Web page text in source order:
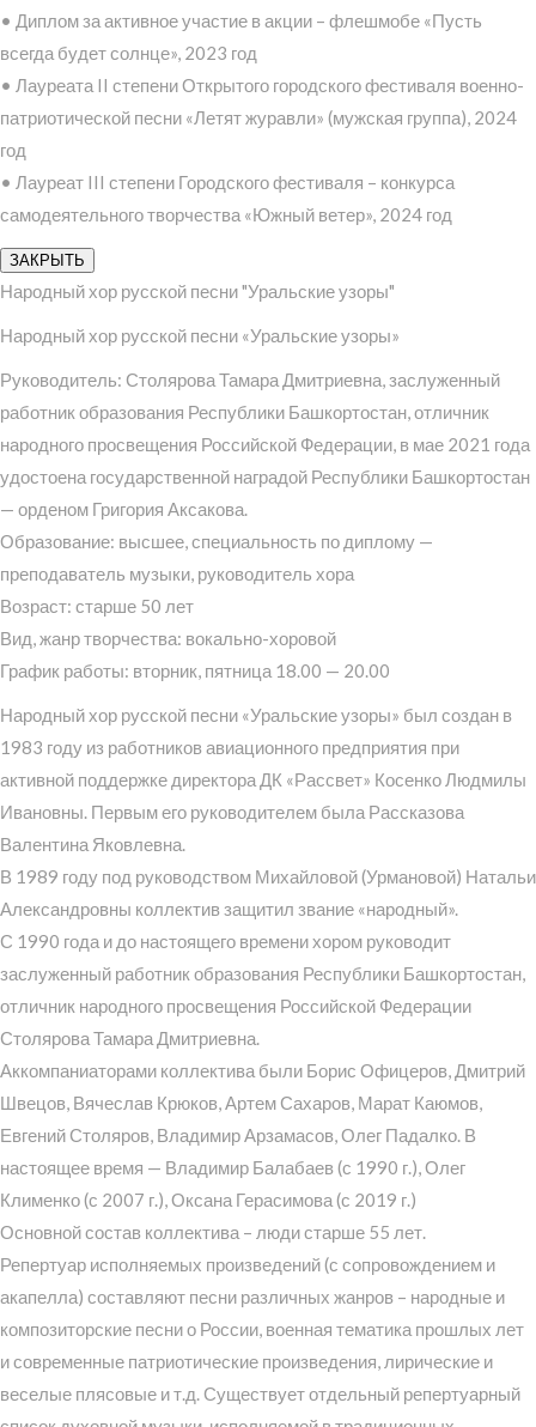
• Диплом за активное участие в акции – флешмобе «Пусть
всегда будет солнце», 2023 год
• Лауреата II степени Открытого городского фестиваля военно-
патриотической песни «Летят журавли» (мужская группа), 2024
год
• Лауреат III степени Городского фестиваля – конкурса
самодеятельного творчества «Южный ветер», 2024 год
ЗАКРЫТЬ
Народный хор русской песни "Уральские узоры"
Народный хор русской песни «Уральские узоры»
Руководитель: Столярова Тамара Дмитриевна, заслуженный
работник образования Республики Башкортостан, отличник
народного просвещения Российской Федерации, в мае 2021 года
удостоена государственной наградой Республики Башкортостан
— орденом Григория Аксакова.
Образование: высшее, специальность по диплому —
преподаватель музыки, руководитель хора
Возраст: старше 50 лет
Вид, жанр творчества: вокально-хоровой
График работы: вторник, пятница 18.00 — 20.00
Народный хор русской песни «Уральские узоры» был создан в
1983 году из работников авиационного предприятия при
активной поддержке директора ДК «Рассвет» Косенко Людмилы
Ивановны. Первым его руководителем была Рассказова
Валентина Яковлевна.
В 1989 году под руководством Михайловой (Урмановой) Натальи
Александровны коллектив защитил звание «народный».
С 1990 года и до настоящего времени хором руководит
заслуженный работник образования Республики Башкортостан,
отличник народного просвещения Российской Федерации
Столярова Тамара Дмитриевна.
Аккомпаниаторами коллектива были Борис Офицеров, Дмитрий
Швецов, Вячеслав Крюков, Артем Сахаров, Марат Каюмов,
Евгений Столяров, Владимир Арзамасов, Олег Падалко. В
настоящее время — Владимир Балабаев (с 1990 г.), Олег
Клименко (с 2007 г.), Оксана Герасимова (с 2019 г.)
Основной состав коллектива – люди старше 55 лет.
Репертуар исполняемых произведений (с сопровождением и
акапелла) составляют песни различных жанров – народные и
композиторские песни о России, военная тематика прошлых лет
и современные патриотические произведения, лирические и
веселые плясовые и т.д. Существует отдельный репертуарный